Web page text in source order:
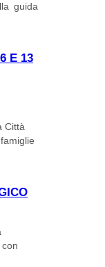
guida
E 13
Città